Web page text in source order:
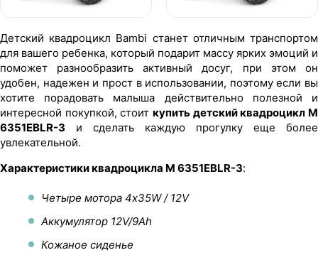
Детский квадроцикл Bambi станет отличным транспортом
для вашего ребенка, который подарит массу ярких эмоций и
поможет разнообразить активный досуг, при этом он
удобен, надежен и прост в использовании, поэтому если вы
хотите порадовать малыша действительно полезной и
интересной покупкой, стоит купить детский квадроцикл M
6351EBLR-3 и сделать каждую прогулку еще более
увлекательной.
Характеристики квадроцикла M 6351EBLR-3:
Четыре мотора 4х35W / 12V
Аккумулятор 12V/9Ah
Кожаное сиденье